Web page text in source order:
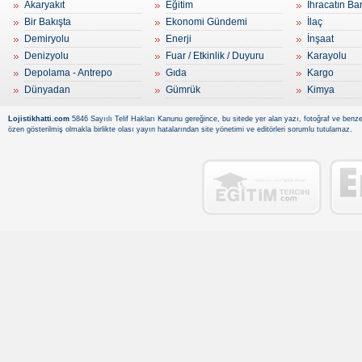
Akaryakıt
Bir Bakışta
Demiryolu
Denizyolu
Depolama - Antrepo
Dünyadan
Eğitim
Ekonomi Gündemi
Enerji
Fuar / Etkinlik / Duyuru
Gıda
Gümrük
İhracatın
İlaç
İnşaat
Karayolu
Kargo
Kimya
Lojistikhatti.com 5846 Sayıılı Telif Hakları Kanunu gereğince, bu sitede yer alan yazı, fotoğraf ve
özen gösterilmiş olmakla birlikte olası yayın hatalarından site yönetimi ve editörleri sorumlu tutulamaz.